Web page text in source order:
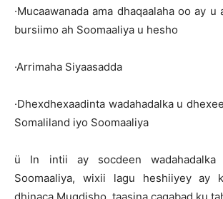
·Mucaawanada ama dhaqaalaha oo ay
bursiimo ah Soomaaliya u hesho
·Arrimaha Siyaasadda
·Dhexdhexaadinta wadahadalka u
Somaliland iyo Soomaaliya
ü In intii ay socdeen wadahadalka
Soomaaliya, wixii lagu heshiiyey ay